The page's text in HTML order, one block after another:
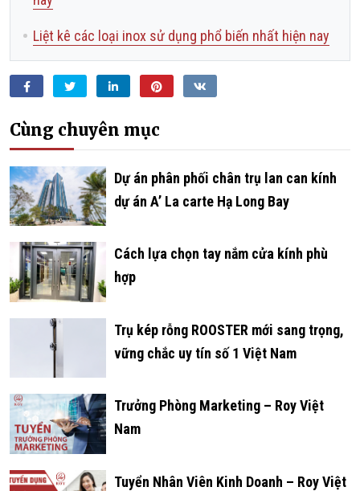
Liệt kê các loại inox sử dụng phổ biến nhất hiện nay
FacebookTwitter LinkedIn Pinterest
Cùng chuyên mục
­­­­­­Dự án phân phối chân trụ lan can kính
dự án A’ La carte Hạ Long Bay
Cách lựa chọn tay nắm cửa kính phù
hợp
Trụ kép rỗng ROOSTER mới sang trọng,
vững chắc uy tín số 1 Việt Nam
Trưởng Phòng Marketing – Roy Việt
Nam
Tuyển Nhân Viên Kinh Doanh – Roy Việt